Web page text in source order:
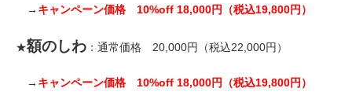
→ キャンペーン価格 10%off 18,000円（税込19,800円）
★額のしわ ：通常価格 20,000円（税込22,000円）
→ キャンペーン価格 10%off 18,000円（税込19,800円）